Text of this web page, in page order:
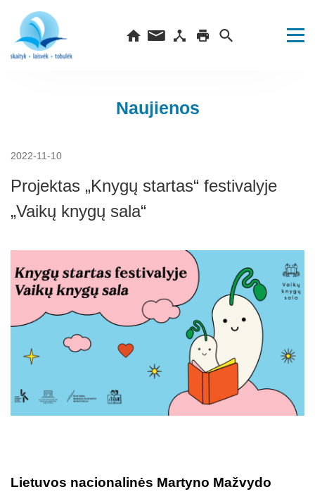
Naujienos
2022-11-10
Projektas „Knygų startas“ festivalyje
„Vaikų knygų sala“
Lietuvos nacionalinės Martyno Mažvydo